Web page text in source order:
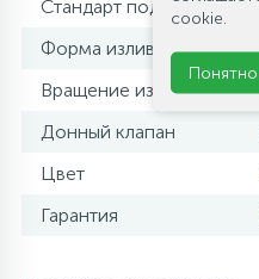
Стандарт подводки
Форма излива
Вращение излива
Донный клапан
Цвет
Гарантия
cookie.
Понятно